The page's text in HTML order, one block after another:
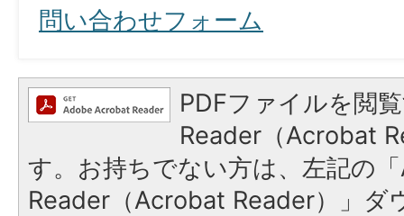
問い合わせフォーム
PDFファイルを閲
Reader（Acrobat
す。お持ちでない方は、左記の
Reader（Acrobat Reader）」ダ